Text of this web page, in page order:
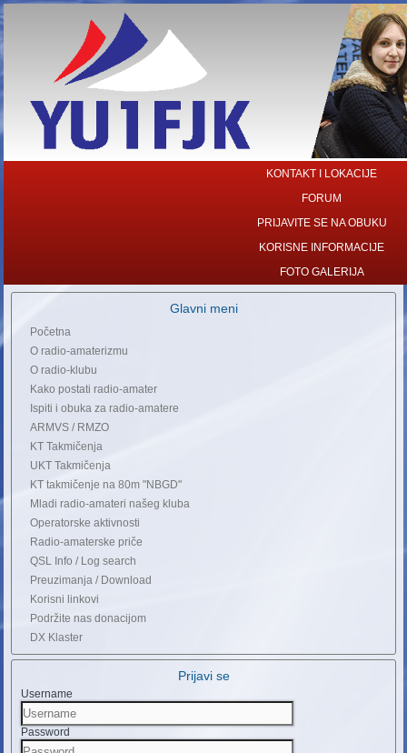
KONTAKT I LOKACIJE
FORUM
PRIJAVITE SE NA OBUKU
KORISNE INFORMACIJE
FOTO GALERIJA
Glavni meni
Početna
O radio-amaterizmu
O radio-klubu
Kako postati radio-amater
Ispiti i obuka za radio-amatere
ARMVS / RMZO
KT Takmičenja
UKT Takmičenja
KT takmičenje na 80m "NBGD"
Mladi radio-amateri našeg kluba
Operatorske aktivnosti
Radio-amaterske priče
QSL Info / Log search
Preuzimanja / Download
Korisni linkovi
Podržite nas donacijom
DX Klaster
Prijavi se
Username
Password